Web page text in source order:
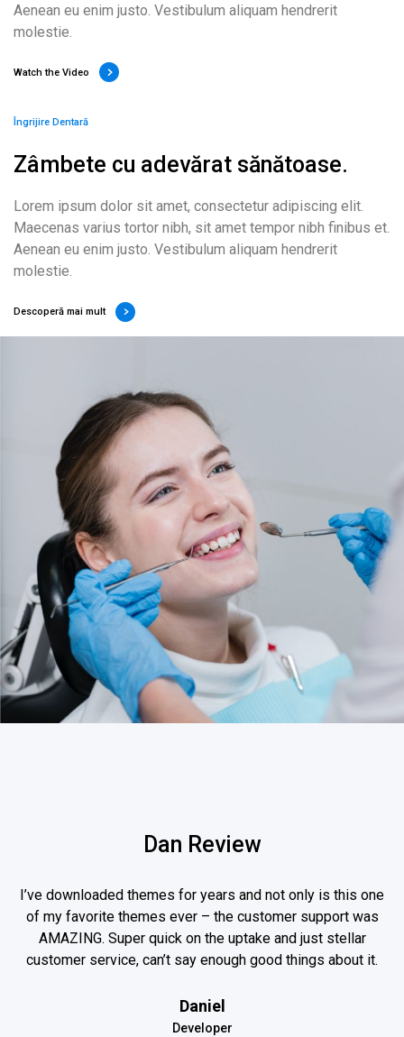
Aenean eu enim justo. Vestibulum aliquam hendrerit
molestie.
Watch the Video
Îngrijire Dentară
Zâmbete cu adevărat sănătoase.
Lorem ipsum dolor sit amet, consectetur adipiscing elit.
Maecenas varius tortor nibh, sit amet tempor nibh finibus et.
Aenean eu enim justo. Vestibulum aliquam hendrerit
molestie.
Descoperă mai mult
Dan Review
I’ve downloaded themes for years and not only is this one
of my favorite themes ever – the customer support was
AMAZING. Super quick on the uptake and just stellar
customer service, can’t say enough good things about it.
Daniel
Developer